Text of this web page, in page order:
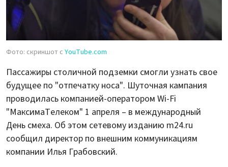
Фото: скриншот с YouTube.com
Пассажиры столичной подземки смогли узнать свое
будущее по "отпечатку носа". Шуточная кампания
проводилась компанией-оператором Wi-Fi
"МаксимаТелеком" 1 апреля – в международный
День смеха. Об этом сетевому изданию m24.ru
сообщил директор по внешним коммуникациям
компании Илья Грабовский.